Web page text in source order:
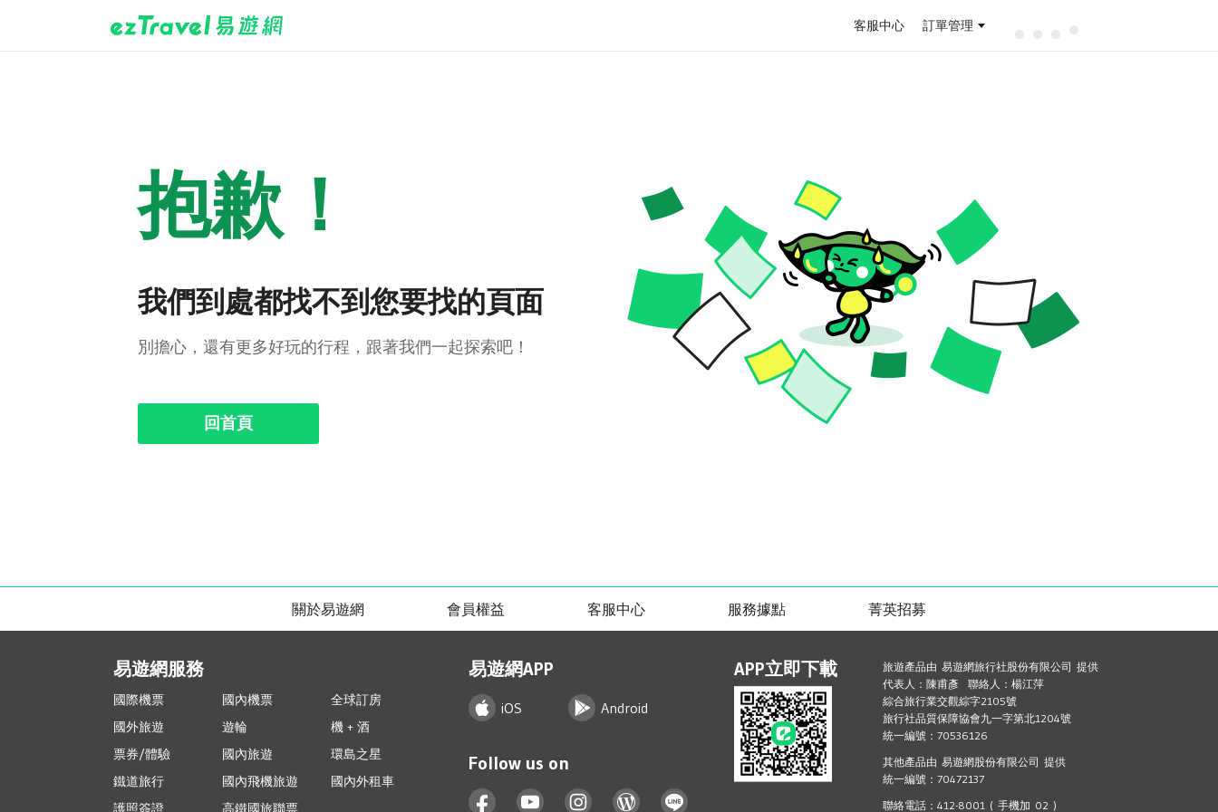
客服中心 訂單管理
抱歉！
我們到處都找不到您要找的頁面
別擔心，還有更多好玩的行程，跟著我們一起探索吧！
回首頁
關於易遊網 會員權益 客服中心 服務據點 菁英招募
易遊網服務
國際機票 國內機票
全球訂房
國外旅遊
遊輪
機 + 酒
票券/體驗
國內旅遊
環島之星
鐵道旅行
國內飛機旅遊
國內外租車
護照簽證
高鐵國旅聯票
易遊網APP
iOS Android
Follow us on
APP立即下載
旅遊產品由 易遊網旅行社股份有限公司 提供
代表人：陳甫彥 聯絡人：楊江萍
綜合旅行業交觀綜字2105號
旅行社品質保障協會九一字第北1204號
統一編號：70536126
其他產品由 易遊網股份有限公司 提供
統一編號：70472137
聯絡電話：412-8001 ( 手機加 02 )